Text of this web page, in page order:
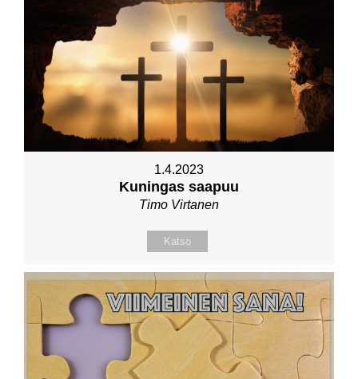
1.4.2023
Kuningas saapuu
Timo Virtanen
Katso